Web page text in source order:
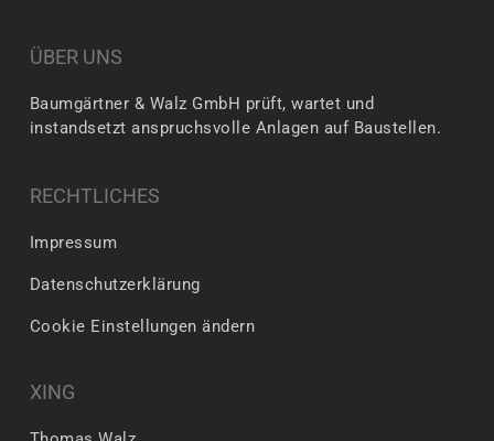
ÜBER UNS
Baumgärtner & Walz GmbH prüft, wartet und
instandsetzt anspruchsvolle Anlagen auf Baustellen.
RECHTLICHES
Impressum
Datenschutzerklärung
Cookie Einstellungen ändern
XING